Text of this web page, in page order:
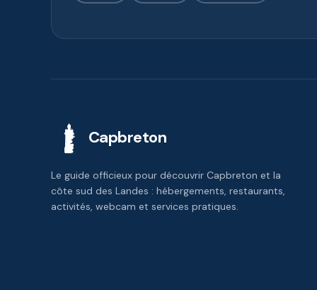
Capbreton
Le guide officieux pour découvrir Capbreton et la
côte sud des Landes : hébergements, restaurants,
activités, webcam et services pratiques.